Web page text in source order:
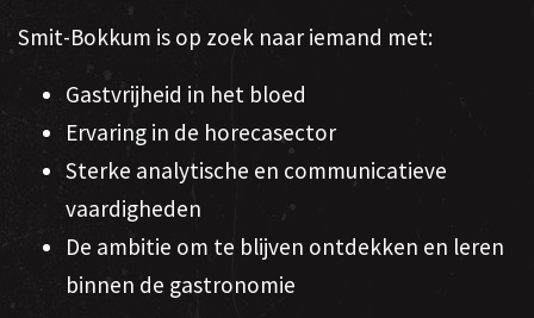
Smit-Bokkum is op zoek naar iemand met:
Gastvrijheid in het bloed
Ervaring in de horecasector
Sterke analytische en communicatieve
vaardigheden
De ambitie om te blijven ontdekken en leren
binnen de gastronomie